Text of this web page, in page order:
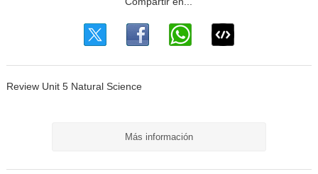
Review Unit 5 Natural Science
Más información